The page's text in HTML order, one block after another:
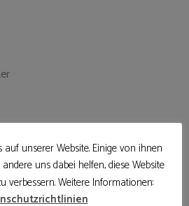
unserer Website. Einige von ihnen
uns dabei helfen, diese Website
verbessern. Weitere Informationen: